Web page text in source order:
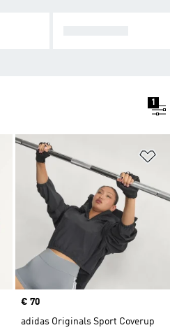
1
Προσθήκη στη Λίστα Επιθυμιών
Price
€ 70
adidas Originals Sport Coverup